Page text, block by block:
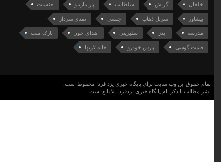
خلخال گراش سلطانب پاراماریبو جنسیت
پیشاور سرپل ذهاب جنسی نقدی سردار
مدرسه ایدز سلبریتی اهدای خون پارک ملت
قیمت گوشی پارس خودرو خانه لاریها
تمام حقوق این وب سایت برای پایگاه خبری یزد فردا محفوظ است.
نشر مطالب با ذکر نام پایگاه خبری یزدفردا بلامانع است.